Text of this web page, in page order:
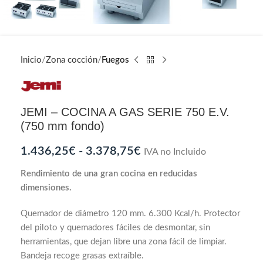
Inicio Zona cocción Fuegos
JEMI – COCINA A GAS SERIE 750 E.V.
(750 mm fondo)
1.436,25€ - 3.378,75€ IVA no Incluido
Rendimiento de una gran cocina en reducidas
dimensiones.
Quemador de diámetro 120 mm. 6.300 Kcal/h. Protector
del piloto y quemadores fáciles de desmontar, sin
herramientas, que dejan libre una zona fácil de limpiar.
Bandeja recoge grasas extraíble.